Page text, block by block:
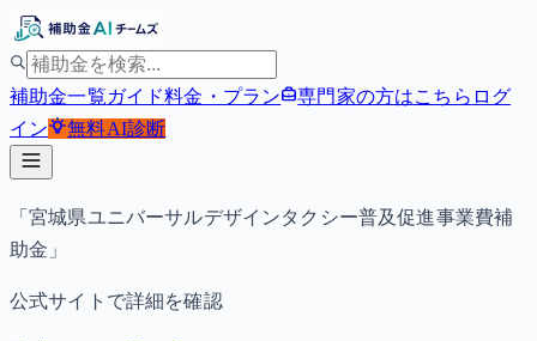
補助金一覧ガイド料金・プラン 専門家の方はこちら ログ
イン
無料AI診断
「宮城県ユニバーサルデザインタクシー普及促進事業費補
助金」
公式サイトで詳細を確認